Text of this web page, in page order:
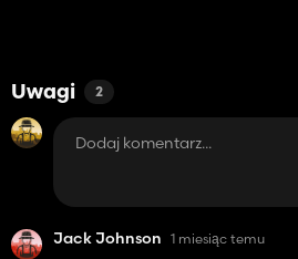
Uwagi 2
Jack Johnson 1 miesiąc temu